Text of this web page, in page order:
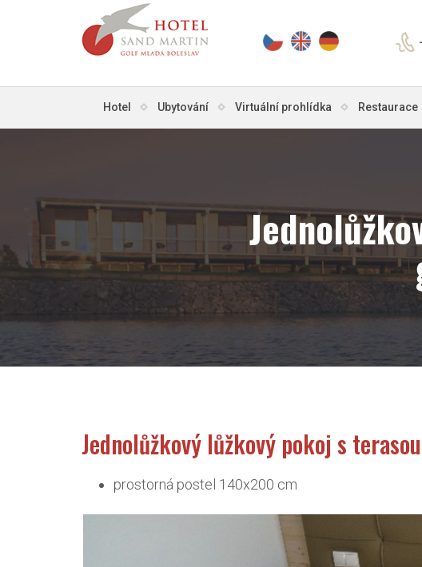
Hotel Ubytování Virtuální prohlídka Restaurace
Jednolůžkový lůžkový pokoj s
prostorná postel 140x200 cm